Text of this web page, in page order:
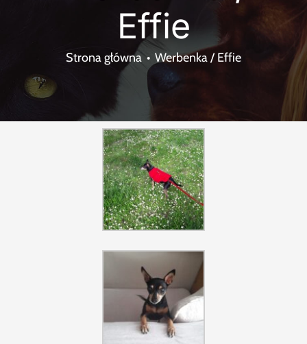
Wsparcie
Kontakt
Effie
Strona główna Werbenka / Effie